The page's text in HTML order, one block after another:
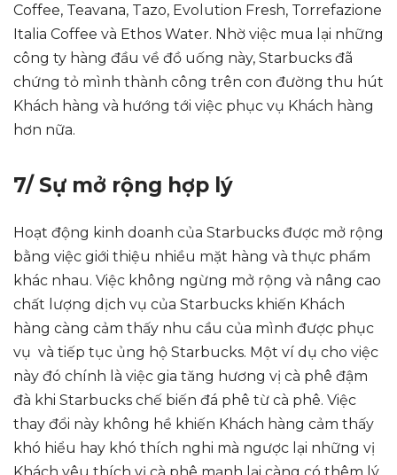
Coffee, Teavana, Tazo, Evolution Fresh, Torrefazione
Italia Coffee và Ethos Water. Nhờ việc mua lại những
công ty hàng đầu về đồ uống này, Starbucks đã
chứng tỏ mình thành công trên con đường thu hút
Khách hàng và hướng tới việc phục vụ Khách hàng
hơn nữa.
7/ Sự mở rộng hợp lý
Hoạt động kinh doanh của Starbucks được mở rộng
bằng việc giới thiệu nhiều mặt hàng và thực phẩm
khác nhau. Việc không ngừng mở rộng và nâng cao
chất lượng dịch vụ của Starbucks khiến Khách
hàng càng cảm thấy nhu cầu của mình được phục
vụ và tiếp tục ủng hộ Starbucks. Một ví dụ cho việc
này đó chính là việc gia tăng hương vị cà phê đậm
đà khi Starbucks chế biến đá phê từ cà phê. Việc
thay đổi này không hề khiến Khách hàng cảm thấy
khó hiểu hay khó thích nghi mà ngược lại những vị